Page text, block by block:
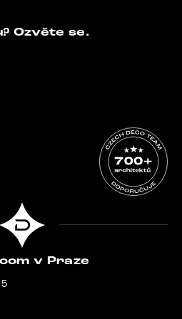
Ozvěte se.
v Praze